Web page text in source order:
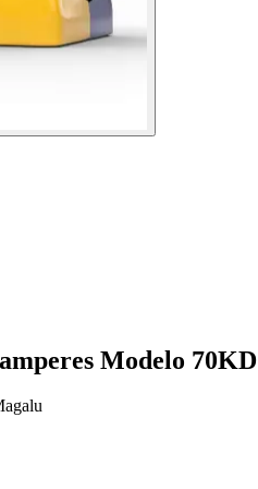
Modelo 70KD